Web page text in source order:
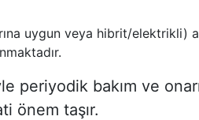
uygun veya hibrit/elektrikli)
periyodik bakım ve
önem taşır.